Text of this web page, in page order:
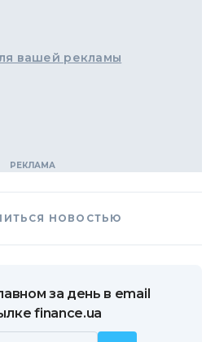
вашей рекламы
НОВОСТЬЮ
за день в email
finance.ua